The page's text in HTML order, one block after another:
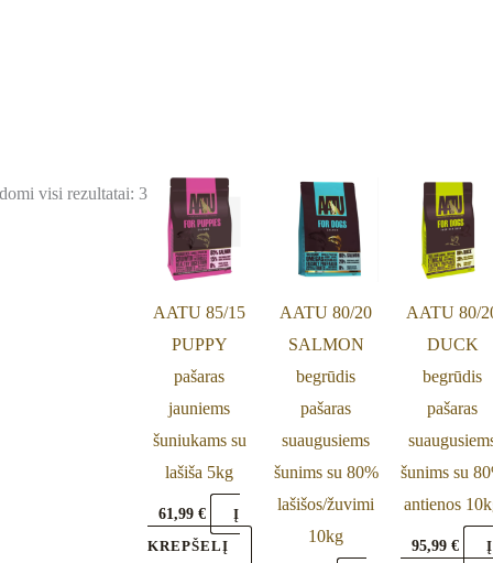
visi rezultatai: 3
AATU 85/15
PUPPY
pašaras
jauniems
šuniukams su
lašiša 5kg
61,99€
Į
KREPŠELĮ
AATU 80/20
SALMON
begrūdis
pašaras
suaugusiems
šunims su 80%
lašišos/žuvimi
10kg
AATU 80/
DUCK
begrūdis
pašaras
šunims su
antienos
95,99€
Į